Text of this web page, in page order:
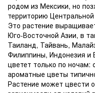
родом из Мексики, но
территорию
Это растение
Юго-Восточной Азии, в
Таиланд, Тайвань,
Филиппины, Индонезия и
цветет только по
ароматные цветы
Растение может цвести